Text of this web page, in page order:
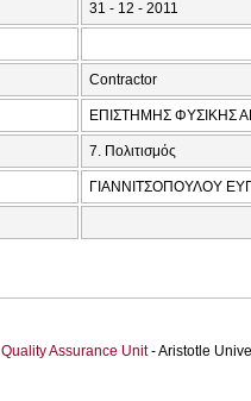
31 - 12 - 2011
Contractor
ΕΠΙΣΤΗΜΗΣ ΦΥΣΙΚΗΣ
7. Πολιτισμός
ΓΙΑΝΝΙΤΣΟΠΟΥΛΟΥ
Quality Assurance Unit- Aristotle